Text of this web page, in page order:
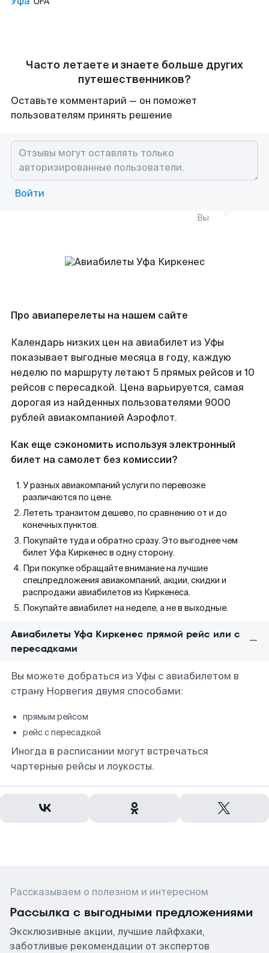
Часто летаете и знаете больше других
путешественников?
Оставьте комментарий — он поможет
пользователям принять решение
Войти
Вы
Про авиаперелеты на нашем сайте
Календарь низких цен на авиабилет из Уфы
показывает выгодные месяца в году, каждую
неделю по маршруту летают 5 прямых рейсов и 10
рейсов с пересадкой. Цена варьируется, самая
дорогая из найденных пользователями 9000
рублей авиакомпанией Аэрофлот.
Как еще сэкономить используя электронный
билет на самолет без комиссии?
У разных авиакомпаний услуги по перевозке
различаются по цене.
Лететь транзитом дешево, по сравнению от и до
конечных пунктов.
Покупайте туда и обратно сразу. Это выгоднее чем
билет Уфа Киркенес в одну сторону.
При покупке обращайте внимание на лучшие
спецпредложения авиакомпаний, акции, скидки и
распродажи авиабилетов из Киркенеса.
Покупайте авиабилет на неделе, а не в выходные.
Авиабилеты Уфа Киркенес прямой рейс или с
пересадками
Вы можете добраться из Уфы с авиабилетом в
страну Норвегия двумя способами:
прямым рейсом
рейс с пересадкой
Иногда в расписании могут встречаться
чартерные рейсы и лоукосты.
Рассказываем о полезном и интересном
Рассылка с выгодными предложениями
Эксклюзивные акции, лучшие лайфхаки,
заботливые рекомендации от экспертов